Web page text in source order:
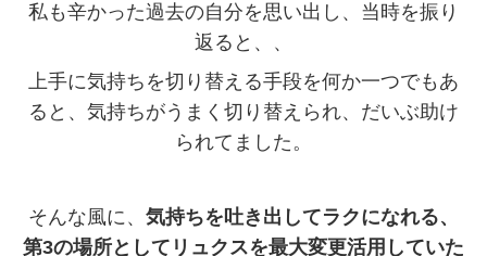
私も辛かった過去の自分を思い出し、当時を振り
返ると、、
上手に気持ちを切り替える手段を何か一つでもあ
ると、気持ちがうまく切り替えられ、だいぶ助け
られてました。
そんな風に、 気持ちを吐き出してラクになれる、
第3の場所としてリュクスを最大変更活用していた